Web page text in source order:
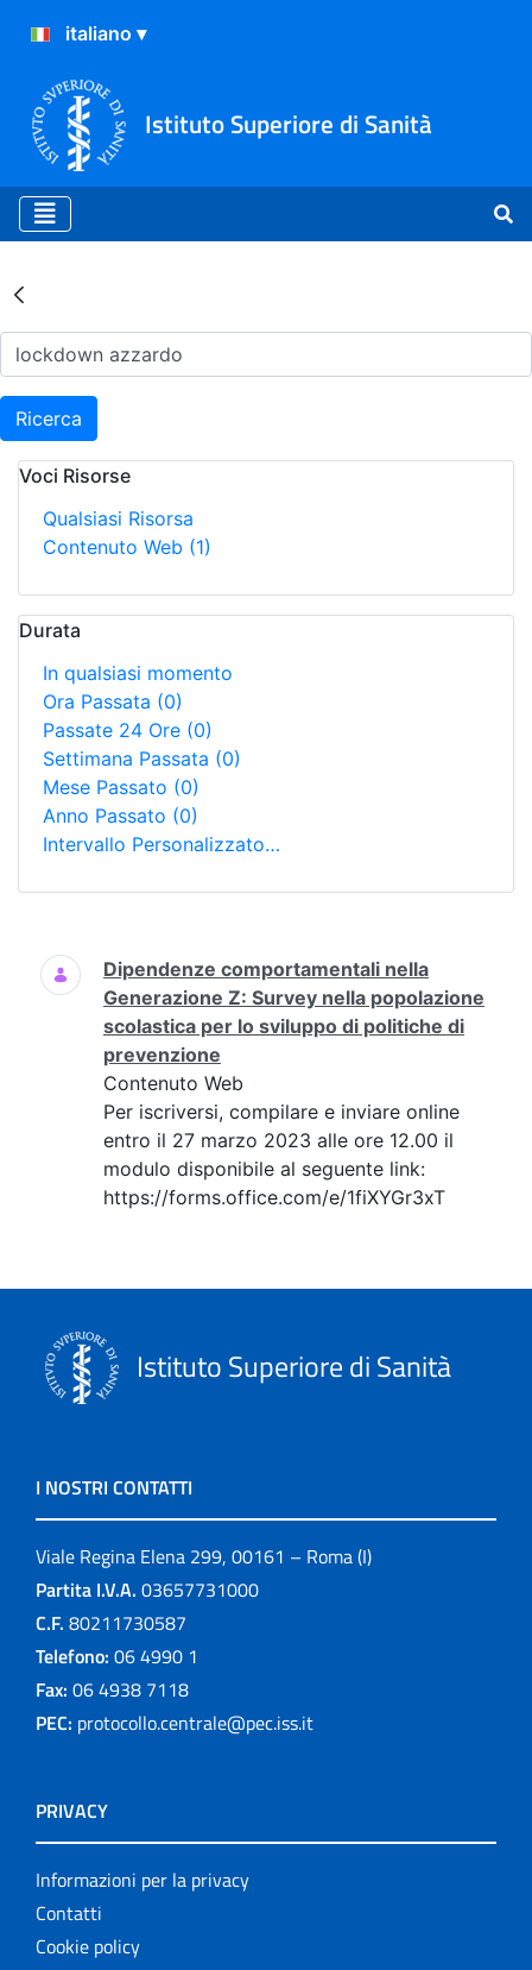
Istituto Superiore di Sanità
Risultati della Ricerca -
Ricerca
Voci Risorse
Qualsiasi Risorsa
Contenuto Web (1)
Durata
In qualsiasi momento
Ora Passata (0)
Passate 24 Ore (0)
Settimana Passata (0)
Mese Passato (0)
Anno Passato (0)
Intervallo Personalizzato…
Ricerca
Dipendenze comportamentali nella
Generazione Z: Survey nella popolazione
scolastica per lo sviluppo di politiche di
prevenzione
Contenuto Web
Per iscriversi, compilare e inviare online
entro il 27 marzo 2023 alle ore 12.00 il
modulo disponibile al seguente link:
https://forms.office.com/e/1fiXYGr3xT
Istituto Superiore di Sanità
I NOSTRI CONTATTI
Viale Regina Elena 299, 00161 – Roma (I)
Partita I.V.A. 03657731000
C.F. 80211730587
Telefono: 06 4990 1
Fax: 06 4938 7118
PEC: protocollo.centrale@pec.iss.it
PRIVACY
Informazioni per la privacy
Contatti
Cookie policy